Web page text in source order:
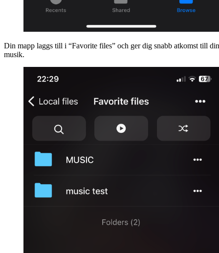
Din mapp laggs till i “Favorite files” och ger dig snabb atkomst till din
musik.